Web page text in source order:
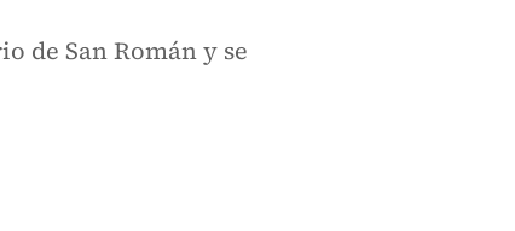
de San Román y se